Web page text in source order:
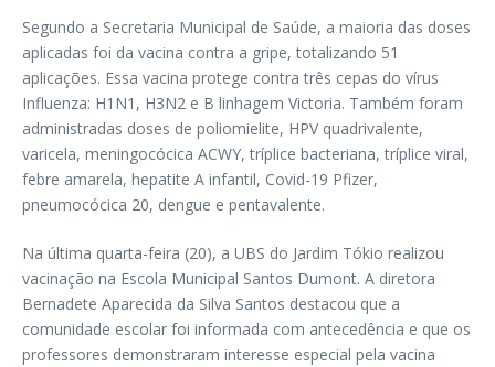
Segundo a Secretaria Municipal de Saúde, a maioria das doses
aplicadas foi da vacina contra a gripe, totalizando 51
aplicações. Essa vacina protege contra três cepas do vírus
Influenza: H1N1, H3N2 e B linhagem Victoria. Também foram
administradas doses de poliomielite, HPV quadrivalente,
varicela, meningocócica ACWY, tríplice bacteriana, tríplice viral,
febre amarela, hepatite A infantil, Covid-19 Pfizer,
pneumocócica 20, dengue e pentavalente.
Na última quarta-feira (20), a UBS do Jardim Tókio realizou
vacinação na Escola Municipal Santos Dumont. A diretora
Bernadete Aparecida da Silva Santos destacou que a
comunidade escolar foi informada com antecedência e que os
professores demonstraram interesse especial pela vacina